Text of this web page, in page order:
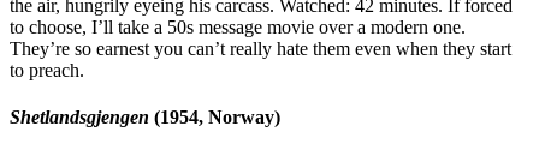
the air, hungrily eyeing his carcass. Watched: 42 minutes. If forced
to choose, I’ll take a 50s message movie over a modern one.
They’re so earnest you can’t really hate them even when they start
to preach.
Shetlandsgjengen (1954, Norway)